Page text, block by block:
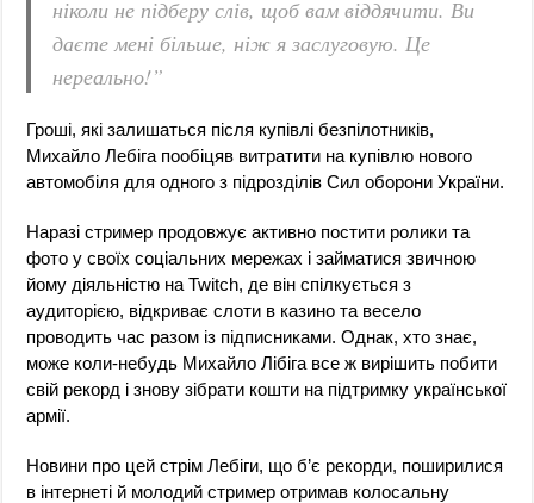
ніколи не підберу слів, щоб вам віддячити. Ви
даєте мені більше, ніж я заслуговую. Це
нереально!”
Гроші, які залишаться після купівлі безпілотників,
Михайло Лебіга пообіцяв витратити на купівлю нового
автомобіля для одного з підрозділів Сил оборони України.
Наразі стример продовжує активно постити ролики та
фото у своїх соціальних мережах і займатися звичною
йому діяльністю на Twitch, де він спілкується з
аудиторією, відкриває слоти в казино та весело
проводить час разом із підписниками. Однак, хто знає,
може коли-небудь Михайло Лібіга все ж вирішить побити
свій рекорд і знову зібрати кошти на підтримку української
армії.
Новини про цей стрім Лебіги, що б’є рекорди, поширилися
в інтернеті й молодий стример отримав колосальну